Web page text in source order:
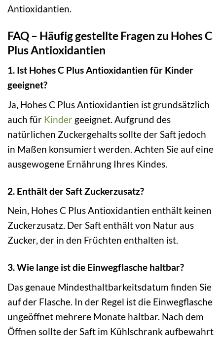
Antioxidantien.
FAQ – Häufig gestellte Fragen zu Hohes C
Plus Antioxidantien
1. Ist Hohes C Plus Antioxidantien für Kinder
geeignet?
Ja, Hohes C Plus Antioxidantien ist grundsätzlich
auch für Kinder geeignet. Aufgrund des
natürlichen Zuckergehalts sollte der Saft jedoch
in Maßen konsumiert werden. Achten Sie auf eine
ausgewogene Ernährung Ihres Kindes.
2. Enthält der Saft Zuckerzusatz?
Nein, Hohes C Plus Antioxidantien enthält keinen
Zuckerzusatz. Der Saft enthält von Natur aus
Zucker, der in den Früchten enthalten ist.
3. Wie lange ist die Einwegflasche haltbar?
Das genaue Mindesthaltbarkeitsdatum finden Sie
auf der Flasche. In der Regel ist die Einwegflasche
ungeöffnet mehrere Monate haltbar. Nach dem
Öffnen sollte der Saft im Kühlschrank aufbewahrt